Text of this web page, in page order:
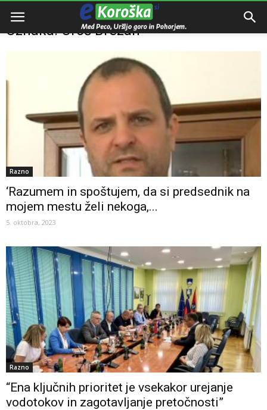
Domov Uroš Brežan
Oznaka: Uroš Brežan
Razno
‘Razumem in spoštujem, da si predsednik na
mojem mestu želi nekoga,...
5. oktobra, 2023
Razno
“Ena ključnih prioritet je vsekakor urejanje
vodotokov in zagotavljanje pretočnosti”